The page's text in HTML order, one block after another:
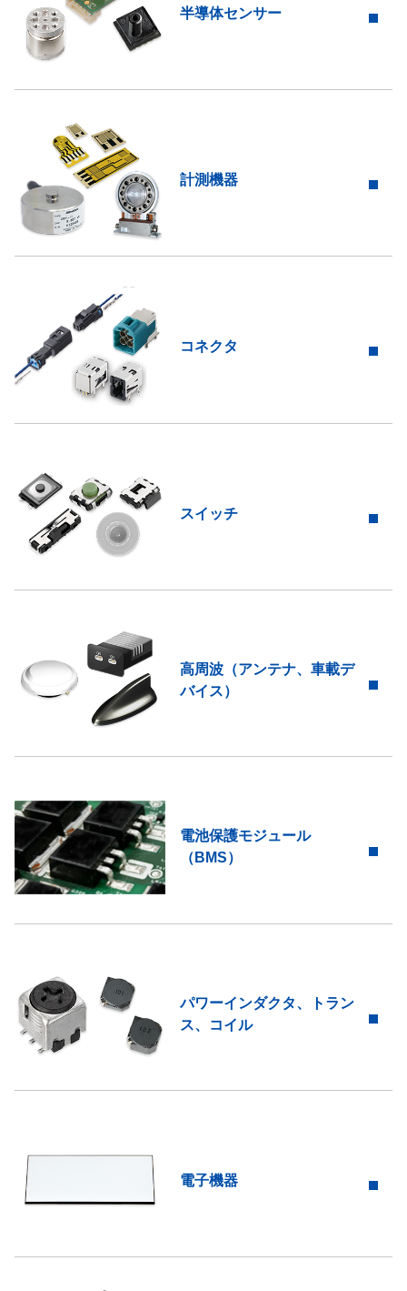
半導体センサー
計測機器
コネクタ
スイッチ
高周波（アンテナ、車載デ
バイス）
電池保護モジュール
（BMS）
パワーインダクタ、トラン
ス、コイル
電子機器